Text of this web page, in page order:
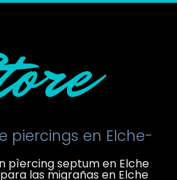
piercings en Elche-